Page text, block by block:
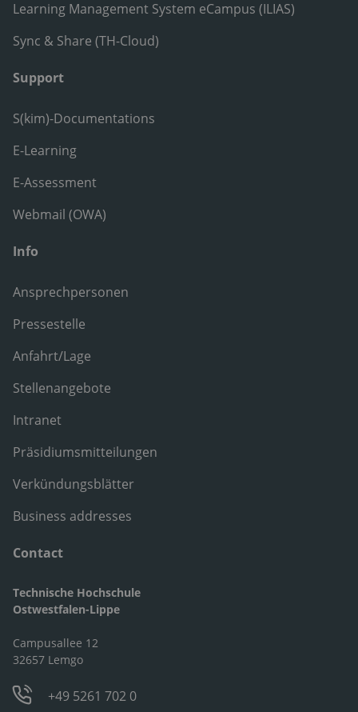
Learning Management System eCampus (ILIAS)
Sync & Share (TH-Cloud)
Support
S(kim)-Documentations
E-Learning
E-Assessment
Webmail (OWA)
Info
Ansprechpersonen
Pressestelle
Anfahrt/Lage
Stellenangebote
Intranet
Präsidiumsmitteilungen
Verkündungsblätter
Business addresses
Contact
Technische Hochschule
Ostwestfalen-Lippe
Campusallee 12
32657 Lemgo
+49 5261 702 0